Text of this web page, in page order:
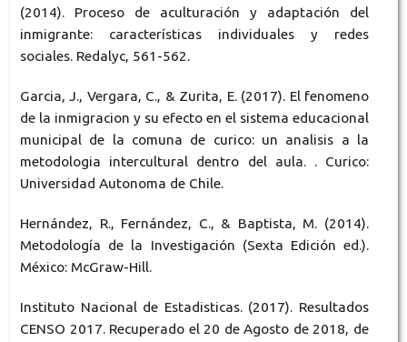
(2014). Proceso de aculturación y adaptación del
inmigrante: características individuales y redes
sociales. Redalyc, 561-562.
Garcia, J., Vergara, C., & Zurita, E. (2017). El fenomeno
de la inmigracion y su efecto en el sistema educacional
municipal de la comuna de curico: un analisis a la
metodologia intercultural dentro del aula. . Curico:
Universidad Autonoma de Chile.
Hernández, R., Fernández, C., & Baptista, M. (2014).
Metodología de la Investigación (Sexta Edición ed.).
México: McGraw-Hill.
Instituto Nacional de Estadisticas. (2017). Resultados
CENSO 2017. Recuperado el 20 de Agosto de 2018, de